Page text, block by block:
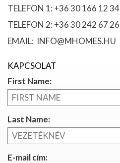
TELEFON 1: +36 30 166 12 34
TELEFON 2: +36 30 242 67 26
EMAIL: INFO@MHOMES.HU
KAPCSOLAT
First Name:
Last Name:
E-mail cím: